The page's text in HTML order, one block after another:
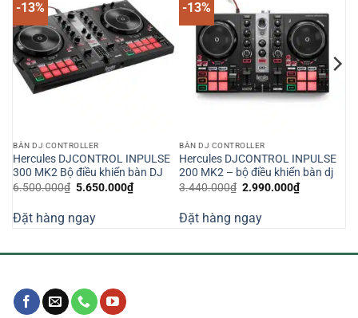
-13%
BÀN DJ CONTROLLER
Hercules DJCONTROL INPULSE
300 MK2 Bộ điều khiển bàn DJ
6.500.000₫ Giá
6.500.000₫.
5.650.000₫Giá
hiện
5.650.000₫.
Đặt hàng ngay
-13%
BÀN DJ CONTROLLER
Hercules DJCONTROL INPULSE
200 MK2 – bộ điều khiển bàn dj
3.440.000₫ Giá
3.440.000₫.
2.990.000₫Giá
hiện
Đặt hàng ngay